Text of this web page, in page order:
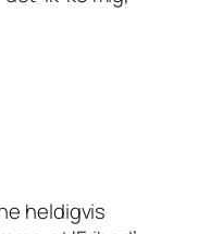
heldigvis